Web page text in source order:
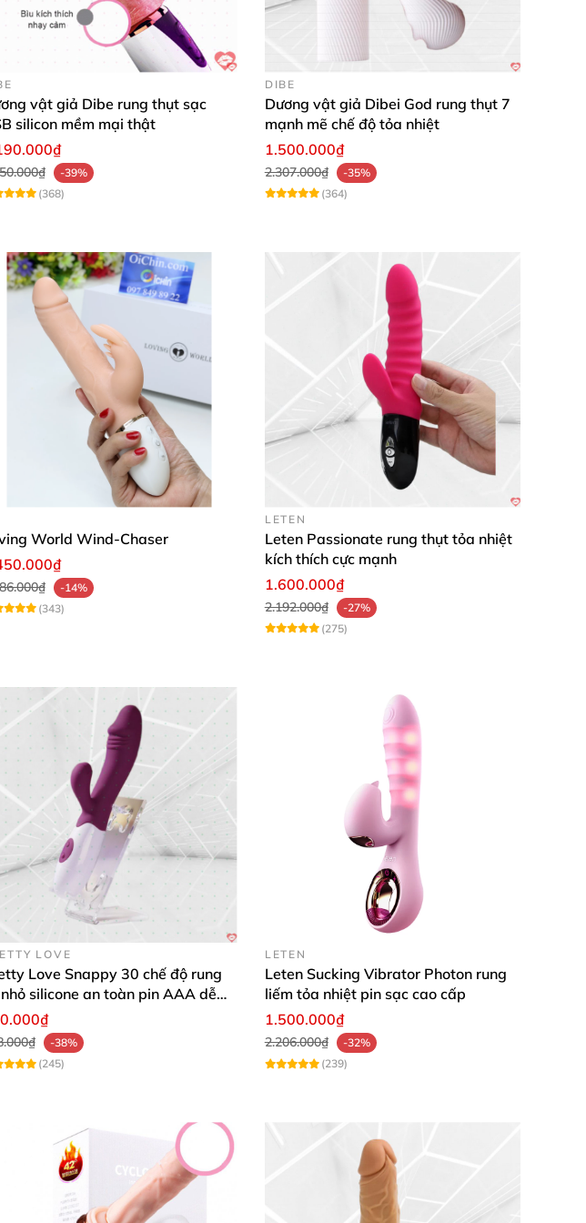
Siêu Cường Độ hôm nay để sở hữu niềm vui đỉnh cao!
vật giả Dibe rung thụt sạc
silicon mềm mại thật
-39%
(368)
DIBE
Dương vật giả Dibei God rung thụt 7
mạnh mẽ chế độ tỏa nhiệt
1.500.000₫
2.307.000₫
-35%
(364)
World Wind-Chaser
-14%
(343)
LETEN
Leten Passionate rung thụt tỏa nhiệt
kích thích cực mạnh
1.600.000₫
2.192.000₫
-27%
(275)
LOVE
Love Snappy 30 chế độ rung
silicone an toàn pin AAA dễ
-38%
(245)
LETEN
Leten Sucking Vibrator Photon rung
liếm tỏa nhiệt pin sạc cao cấp
1.500.000₫
2.206.000₫
-32%
(239)